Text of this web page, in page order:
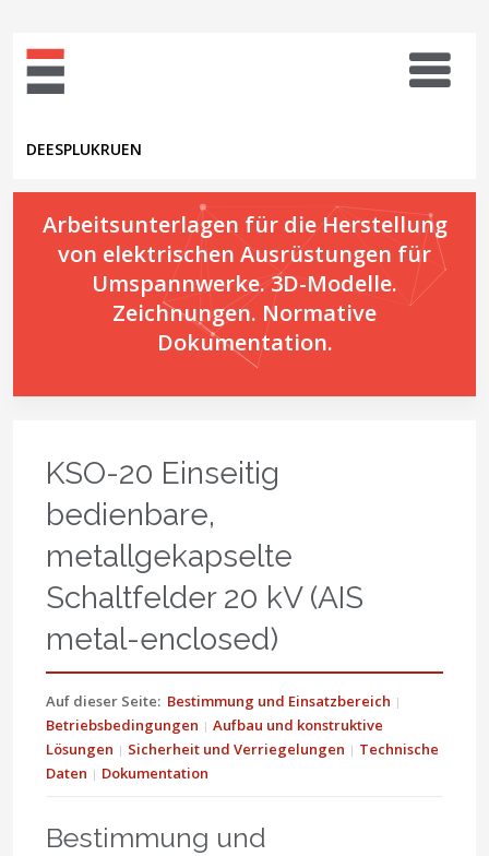
DEESPLUKRUEN
Arbeitsunterlagen für die Herstellung
von elektrischen Ausrüstungen für
Umspannwerke. 3D-Modelle.
Zeichnungen. Normative
Dokumentation.
KSO-20 Einseitig
bedienbare,
metallgekapselte
Schaltfelder 20 kV (AIS
metal-enclosed)
Auf dieser Seite: Bestimmung und Einsatzbereich
Betriebsbedingungen
Aufbau und konstruktive
Lösungen
Sicherheit und Verriegelungen
Technische
Daten
Dokumentation
Bestimmung und